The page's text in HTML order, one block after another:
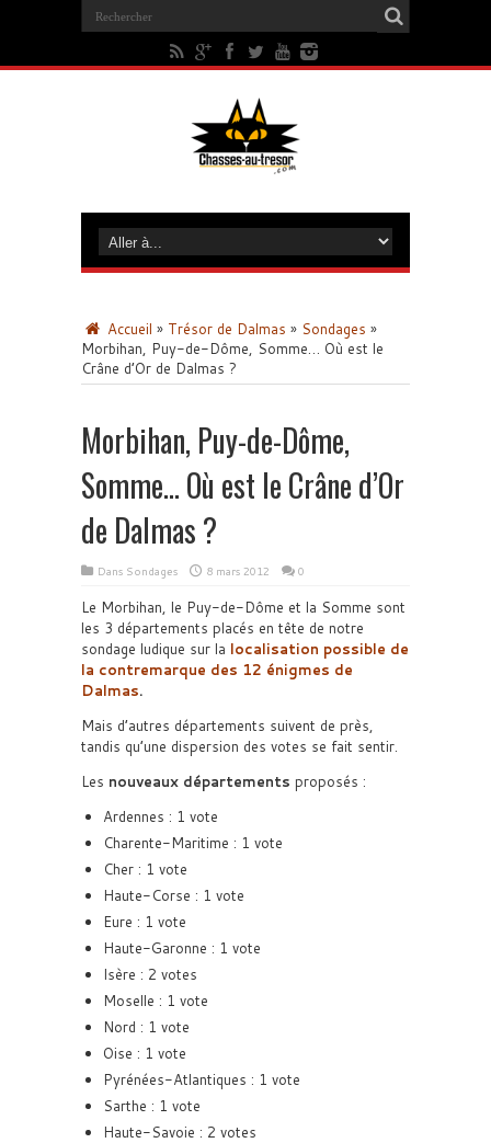
Accueil » Trésor de Dalmas » Sondages »
Morbihan, Puy-de-Dôme, Somme… Où est le
Crâne d’Or de Dalmas ?
Morbihan, Puy-de-Dôme,
Somme… Où est le Crâne d’Or
de Dalmas ?
Dans Sondages 8 mars 2012 0
Le Morbihan, le Puy-de-Dôme et la Somme sont
les 3 départements placés en tête de notre
sondage ludique sur la localisation possible de
la contremarque des 12 énigmes de
Dalmas.
Mais d’autres départements suivent de près,
tandis qu’une dispersion des votes se fait sentir.
Les nouveaux départements proposés :
Ardennes : 1 vote
Charente-Maritime : 1 vote
Cher : 1 vote
Haute-Corse : 1 vote
Eure : 1 vote
Haute-Garonne : 1 vote
Isère : 2 votes
Moselle : 1 vote
Nord : 1 vote
Oise : 1 vote
Pyrénées-Atlantiques : 1 vote
Sarthe : 1 vote
Haute-Savoie : 2 votes